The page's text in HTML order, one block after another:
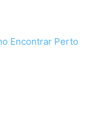
Encontrar Perto